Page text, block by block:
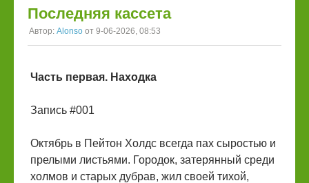
Последняя кассета
Автор: Alonso от 9-06-2026, 08:53
Часть первая. Находка
Запись #001
Октябрь в Пейтон Холдс всегда пах сыростью и
прелыми листьями. Городок, затерянный среди
холмов и старых дубрав, жил своей тихой,